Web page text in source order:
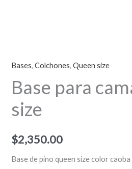
Bases,Colchones,Queen size
Base para
size
$2,350.00
Base de pino queen size color caoba